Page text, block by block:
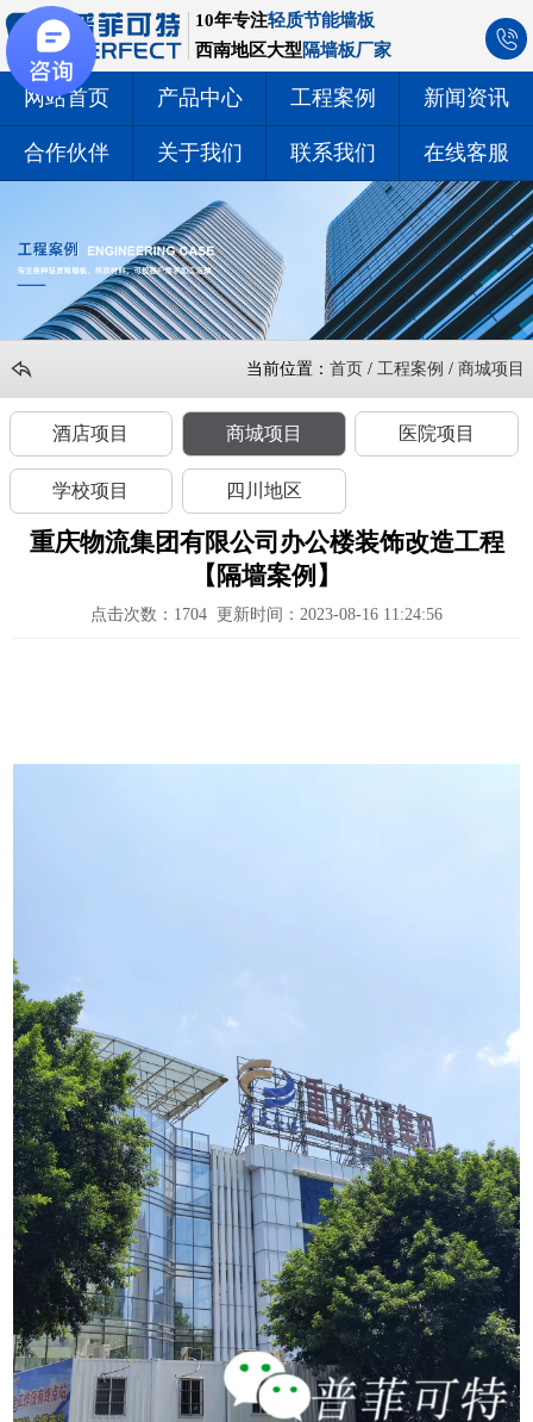
10年专注轻质节能墙板
西南地区大型隔墙板厂家
网站首页 产品中心 工程案例 新闻资讯
合作伙伴 关于我们 联系我们 在线客服
当前位置： 首页 / 工程案例 / 商城项目
酒店项目 商城项目 医院项目
学校项目 四川地区
重庆物流集团有限公司办公楼装饰改造工程
【隔墙案例】
点击次数： 1704 更新时间：2023-08-16 11:24:56